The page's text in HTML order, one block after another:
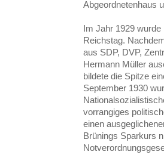
Abgeordnetenhaus
Im Jahr 1929
Reichstag.
aus SDP, DVP,
Hermann Müller
bildete die Spitze
September 1930
vorrangiges
einen
Brünings Sparkurs